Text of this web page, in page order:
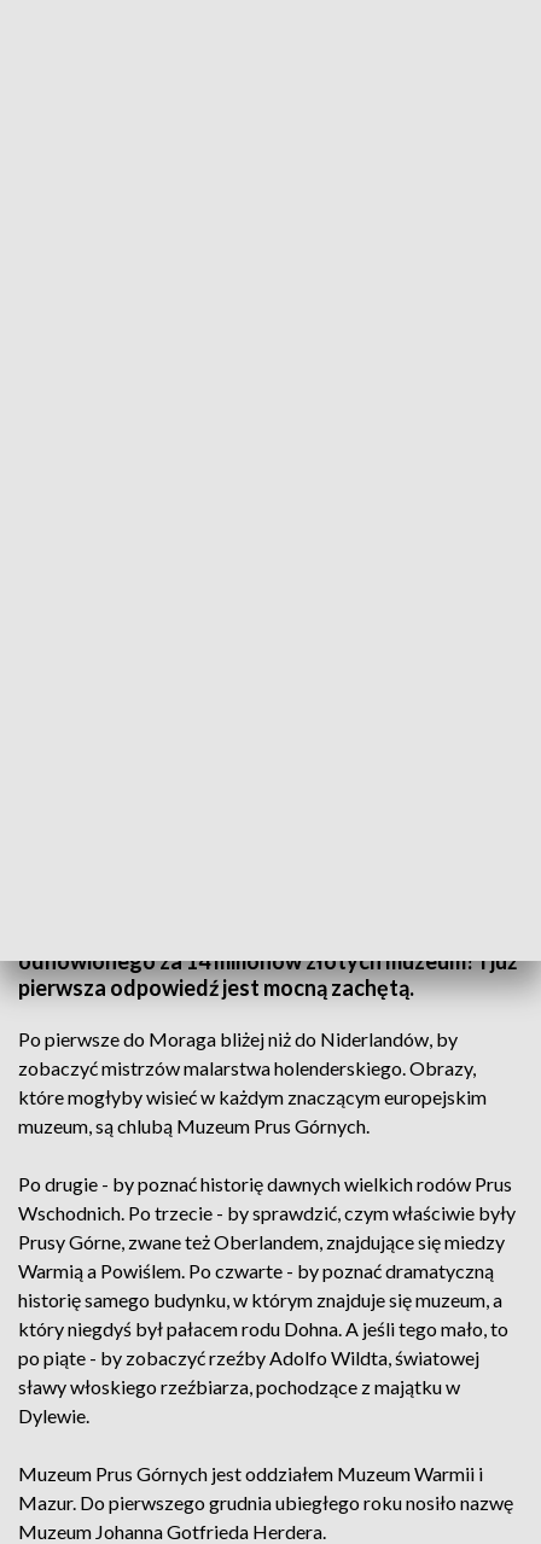
odnowionego za 14 milionów złotych muzeum? I już
pierwsza odpowiedź jest mocną zachętą.
Po pierwsze do Moraga bliżej niż do Niderlandów, by
zobaczyć mistrzów malarstwa holenderskiego. Obrazy,
które mogłyby wisieć w każdym znaczącym europejskim
muzeum, są chlubą Muzeum Prus Górnych.
Po drugie - by poznać historię dawnych wielkich rodów Prus
Wschodnich. Po trzecie - by sprawdzić, czym właściwie były
Prusy Górne, zwane też Oberlandem, znajdujące się miedzy
Warmią a Powiślem. Po czwarte - by poznać dramatyczną
historię samego budynku, w którym znajduje się muzeum, a
który niegdyś był pałacem rodu Dohna. A jeśli tego mało, to
po piąte - by zobaczyć rzeźby Adolfo Wildta, światowej
sławy włoskiego rzeźbiarza, pochodzące z majątku w
Dylewie.
Muzeum Prus Górnych jest oddziałem Muzeum Warmii i
Mazur. Do pierwszego grudnia ubiegłego roku nosiło nazwę
Muzeum Johanna Gotfrieda Herdera.